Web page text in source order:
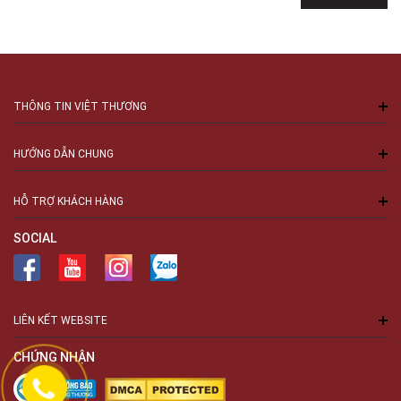
THÔNG TIN VIỆT THƯƠNG
HƯỚNG DẪN CHUNG
HỖ TRỢ KHÁCH HÀNG
SOCIAL
LIÊN KẾT WEBSITE
CHỨNG NHẬN